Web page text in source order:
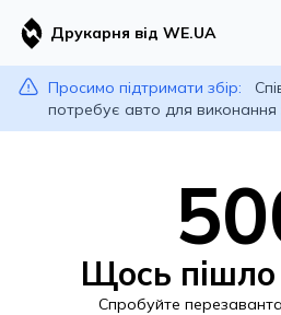
Друкарня від WE.UA
Просимо підтримати збір:
потребує авто для виконання
Щось пішло
Спробуйте